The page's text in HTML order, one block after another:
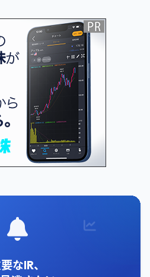
なIR、